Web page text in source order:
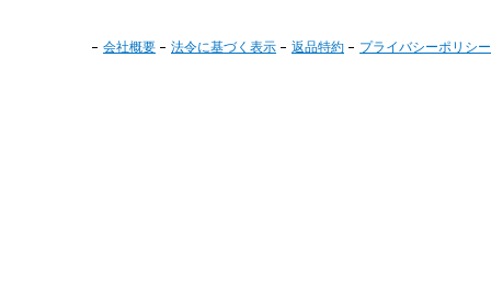
会社概要 法令に基づく表示 返品特約 プライバシーポリシー